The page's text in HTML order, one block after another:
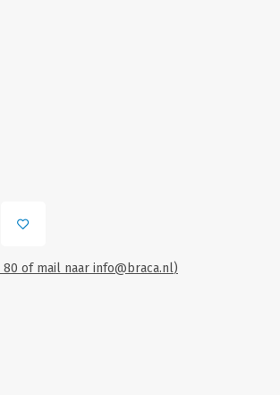
80 of mail naar info@braca.nl)